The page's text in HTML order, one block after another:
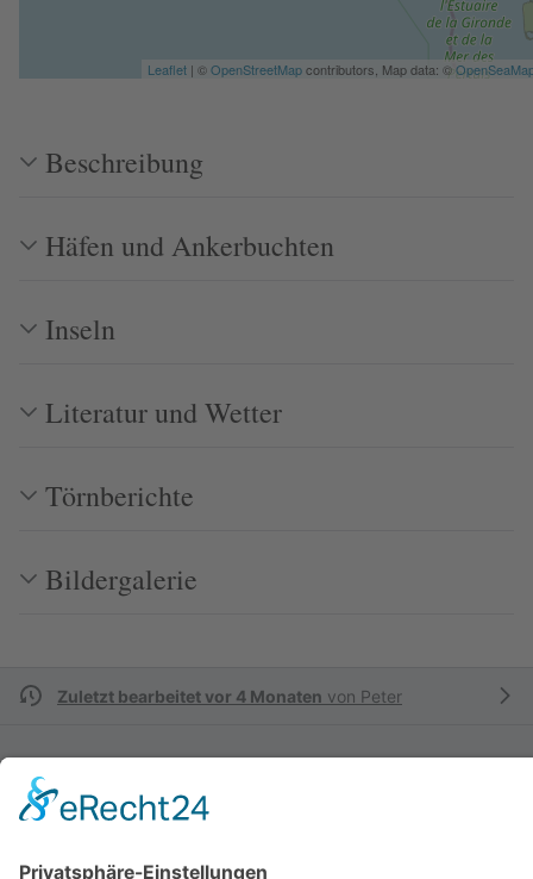
Leaflet | ©OpenStreetMapcontributors, Map data: ©
Beschreibung
Häfen und Ankerbuchten
Inseln
Literatur und Wetter
Törnberichte
Bildergalerie
Zuletzt bearbeitet vor 4 Monaten von Peter
Autoren:Hbachmann,